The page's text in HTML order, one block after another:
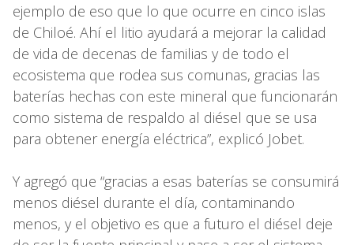
ejemplo de eso que lo que ocurre en cinco islas
de Chiloé. Ahí el litio ayudará a mejorar la calidad
de vida de decenas de familias y de todo el
ecosistema que rodea sus comunas, gracias las
baterías hechas con este mineral que funcionarán
como sistema de respaldo al diésel que se usa
para obtener energía eléctrica”, explicó Jobet.
Y agregó que “gracias a esas baterías se consumirá
menos diésel durante el día, contaminando
menos, y el objetivo es que a futuro el diésel deje